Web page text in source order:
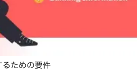
ための要件